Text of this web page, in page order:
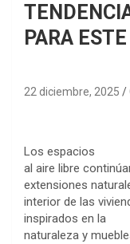
PARA
22 diciembre, 2025
Los espacios
al aire libre
extensiones
interior de las
inspirados en la
naturaleza y